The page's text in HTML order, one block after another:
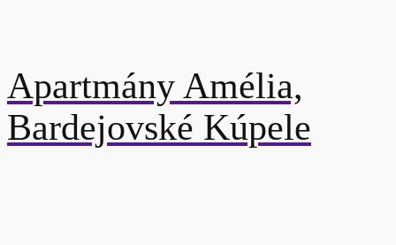
Apartmány Amélia,
Bardejovské Kúpele